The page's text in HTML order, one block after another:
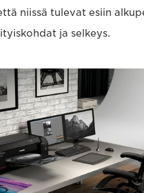
niissä tulevat esiin
ja selkeys.